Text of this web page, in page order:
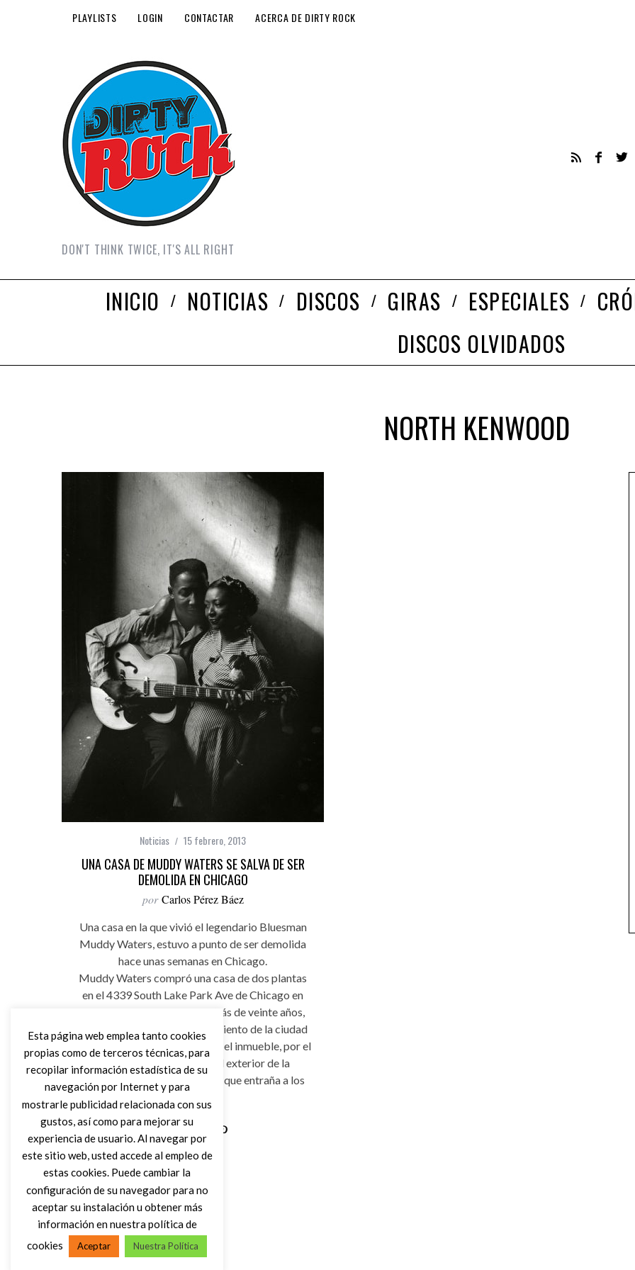
PLAYLISTS LOGIN CONTACTAR ACERCA DE DIRTY ROCK
DON'T THINK TWICE, IT'S ALL RIGHT
INICIO NOTICIAS DISCOS GIRAS ESPECIALES
DISCOS OLVIDADOS
NORTH KENWOOD
Noticias 15 febrero, 2013
UNA CASA DE MUDDY WATERS SE SALVA DE SER
DEMOLIDA EN CHICAGO
por Carlos Pérez Báez
Una casa en la que vivió el legendario Bluesman
Muddy Waters, estuvo a punto de ser demolida
hace unas semanas en Chicago.
Muddy Waters compró una casa de dos plantas
en el 4339 South Lake Park Ave de Chicago en
1954, en la que llegó a vivir más de veinte años,
hace unas semanas el ayuntamiento de la ciudad
realizó un informe para derruir el inmueble, por el
deterioro considerable del exterior de la
vivienda y por la peligrosidad que entraña a los
viandantes.
Leer Más
(C) DIRTY ROCK MAGAZINE
Esta página web emplea tanto cookies
propias como de terceros técnicas, para
recopilar información estadística de su
navegación por Internet y para
mostrarle publicidad relacionada con sus
gustos, así como para mejorar su
experiencia de usuario. Al navegar por
este sitio web, usted accede al empleo de
estas cookies. Puede cambiar la
configuración de su navegador para no
aceptar su instalación u obtener más
información en nuestra política de
cookies
Aceptar Nuestra Política